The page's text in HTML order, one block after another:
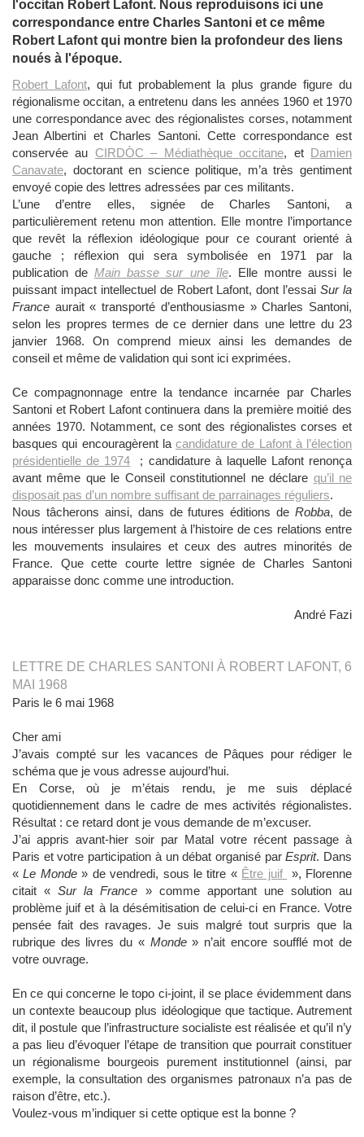
l'occitan Robert Lafont. Nous reproduisons ici une
correspondance entre Charles Santoni et ce même
Robert Lafont qui montre bien la profondeur des liens
noués à l'époque.
Robert Lafont, qui fut probablement la plus grande figure du
régionalisme occitan, a entretenu dans les années 1960 et 1970
une correspondance avec des régionalistes corses, notamment
Jean Albertini et Charles Santoni. Cette correspondance est
conservée au CIRDÒC – Médiathèque occitane, et Damien
Canavate, doctorant en science politique, m’a très gentiment
envoyé copie des lettres adressées par ces militants.
L’une d’entre elles, signée de Charles Santoni, a
particulièrement retenu mon attention. Elle montre l’importance
que revêt la réflexion idéologique pour ce courant orienté à
gauche ; réflexion qui sera symbolisée en 1971 par la
publication deMain basse sur une île. Elle montre aussi le
puissant impact intellectuel de Robert Lafont, dont l’essaiSur la
France aurait « transporté d’enthousiasme » Charles Santoni,
selon les propres termes de ce dernier dans une lettre du 23
janvier 1968. On comprend mieux ainsi les demandes de
conseil et même de validation qui sont ici exprimées.
Ce compagnonnage entre la tendance incarnée par Charles
Santoni et Robert Lafont continuera dans la première moitié des
années 1970. Notamment, ce sont des régionalistes corses et
basques qui encouragèrent la candidature de Lafont à l’élection
présidentielle de 1974 ; candidature à laquelle Lafont renonça
avant même que le Conseil constitutionnel ne déclare qu’il ne
disposait pas d’un nombre suffisant de parrainages réguliers.
Nous tâcherons ainsi, dans de futures éditions deRobba, de
nous intéresser plus largement à l’histoire de ces relations entre
les mouvements insulaires et ceux des autres minorités de
France. Que cette courte lettre signée de Charles Santoni
apparaisse donc comme une introduction.
André Fazi
LETTRE DE CHARLES SANTONI À ROBERT LAFONT, 6
MAI 1968
Paris le 6 mai 1968
Cher ami
J’avais compté sur les vacances de Pâques pour rédiger le
schéma que je vous adresse aujourd’hui.
En Corse, où je m’étais rendu, je me suis déplacé
quotidiennement dans le cadre de mes activités régionalistes.
Résultat : ce retard dont je vous demande de m’excuser.
J’ai appris avant-hier soir par Matal votre récent passage à
Paris et votre participation à un débat organisé parEsprit. Dans
«Le Monde» de vendredi, sous le titre « Être juif
», Florenne
citait «Sur la France » comme apportant une solution au
problème juif et à la désémitisation de celui-ci en France. Votre
pensée fait des ravages. Je suis malgré tout surpris que la
rubrique des livres du « Monde» n’ait encore soufflé mot de
votre ouvrage.
En ce qui concerne le topo ci-joint, il se place évidemment dans
un contexte beaucoup plus idéologique que tactique. Autrement
dit, il postule que l’infrastructure socialiste est réalisée et qu’il n’y
a pas lieu d’évoquer l’étape de transition que pourrait constituer
un régionalisme bourgeois purement institutionnel (ainsi, par
exemple, la consultation des organismes patronaux n’a pas de
raison d’être, etc.).
Voulez-vous m’indiquer si cette optique est la bonne ?